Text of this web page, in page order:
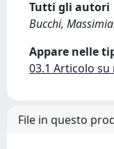
Tutti gli autori
Bucchi,
Appare nelle
03.1 Articolo
File in questo